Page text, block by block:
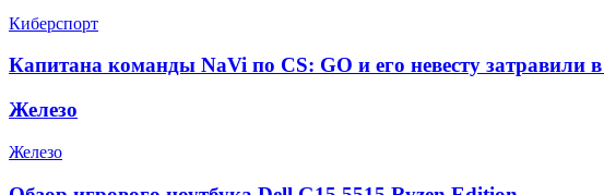
Киберспорт
Капитана команды NaVi по CS: GO и его невесту затравили
Железо
Железо